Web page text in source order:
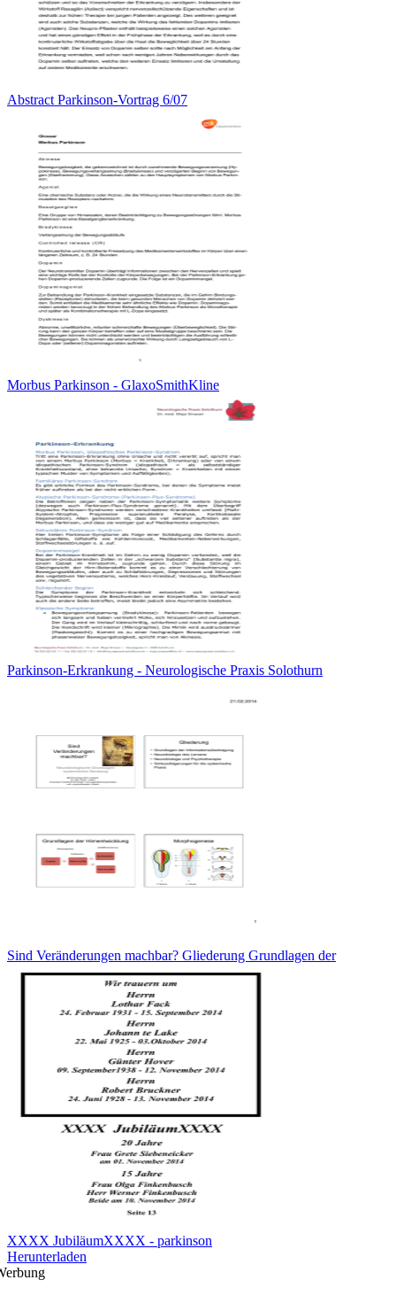
Abstract Parkinson-Vortrag 6/07
Morbus Parkinson - GlaxoSmithKline
Parkinson-Erkrankung - Neurologische Praxis Solothurn
Sind Veränderungen machbar? Gliederung Grundlagen der
XXXX JubiläumXXXX - parkinson
Herunterladen